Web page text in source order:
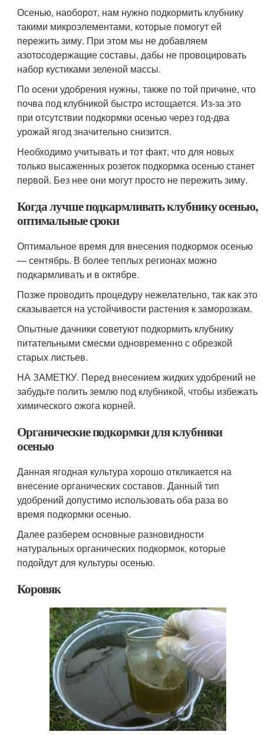
Осенью, наоборот, нам нужно подкормить клубнику
такими микроэлементами, которые помогут ей
пережить зиму. При этом мы не добавляем
азотосодержащие составы, дабы не провоцировать
набор кустиками зеленой массы.
По осени удобрения нужны, также по той причине, что
почва под клубникой быстро истощается. Из-за это
при отсутствии подкормки осенью через год-два
урожай ягод значительно снизится.
Необходимо учитывать и тот факт, что для новых
только высаженных розеток подкормка осенью станет
первой. Без нее они могут просто не пережить зиму.
Когда лучше подкармливать клубнику осенью,
оптимальные сроки
Оптимальное время для внесения подкормок осенью
— сентябрь. В более теплых регионах можно
подкармливать и в октябре.
Позже проводить процедуру нежелательно, так как это
сказывается на устойчивости растения к заморозкам.
Опытные дачники советуют подкормить клубнику
питательными смесми одновременно с обрезкой
старых листьев.
НА ЗАМЕТКУ. Перед внесением жидких удобрений не
забудьте полить землю под клубникой, чтобы избежать
химического ожога корней.
Органические подкормки для клубники
осенью
Данная ягодная культура хорошо откликается на
внесение органических составов. Данный тип
удобрений допустимо использовать оба раза во
время подкормки осенью.
Далее разберем основные разновидности
натуральных органических подкормок, которые
подойдут для культуры осенью.
Коровяк